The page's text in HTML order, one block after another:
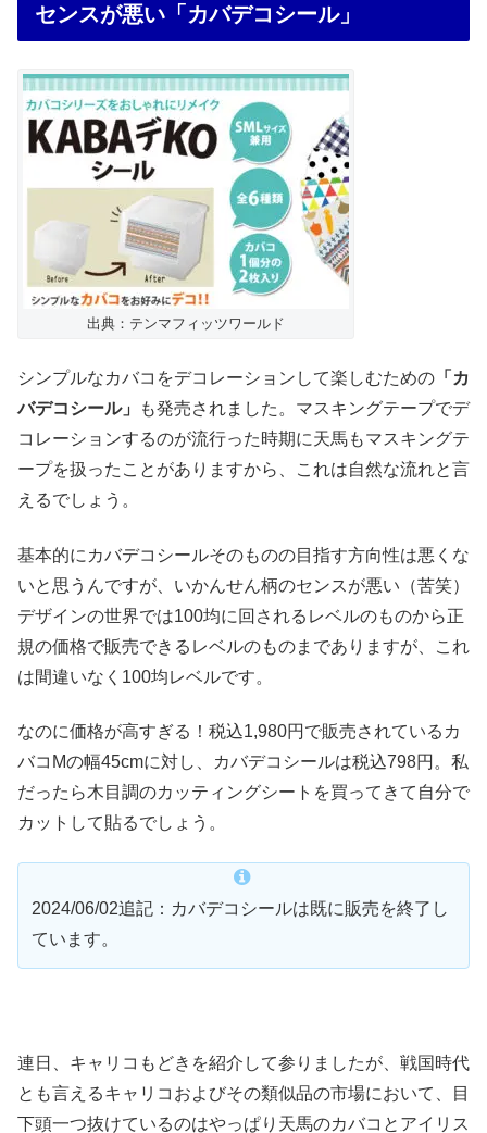
センスが悪い「カバデコシール」
出典：テンマフィッツワールド
シンプルなカバコをデコレーションして楽しむための 「カ
バデコシール」
も発売されました。マスキングテープでデ
コレーションするのが流行った時期に天馬もマスキングテ
ープを扱ったことがありますから、これは自然な流れと言
えるでしょう。
基本的にカバデコシールそのものの目指す方向性は悪くな
いと思うんですが、いかんせん柄のセンスが悪い（苦笑）
デザインの世界では100均に回されるレベルのものから正
規の価格で販売できるレベルのものまでありますが、これ
は間違いなく100均レベルです。
なのに価格が高すぎる！税込1,980円で販売されているカ
バコMの幅45cmに対し、カバデコシールは税込798円。私
だったら木目調のカッティングシートを買ってきて自分で
カットして貼るでしょう。
2024/06/02追記：カバデコシールは既に販売を終了し
ています。
連日、キャリコもどきを紹介して参りましたが、戦国時代
とも言えるキャリコおよびその類似品の市場において、目
下頭一つ抜けているのはやっぱり天馬のカバコとアイリス